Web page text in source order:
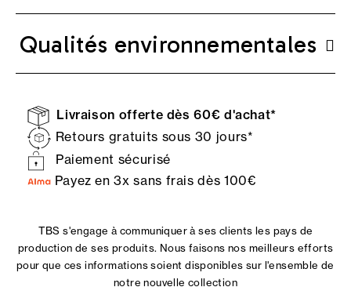
Qualités environnementales
Livraison offerte dès 60€ d'achat*
Retours gratuits sous 30 jours*
Paiement sécurisé
Payez en 3x sans frais dès 100€
TBS s'engage à communiquer à ses clients les pays de
production de ses produits. Nous faisons nos meilleurs efforts
pour que ces informations soient disponibles sur l'ensemble de
notre nouvelle collection